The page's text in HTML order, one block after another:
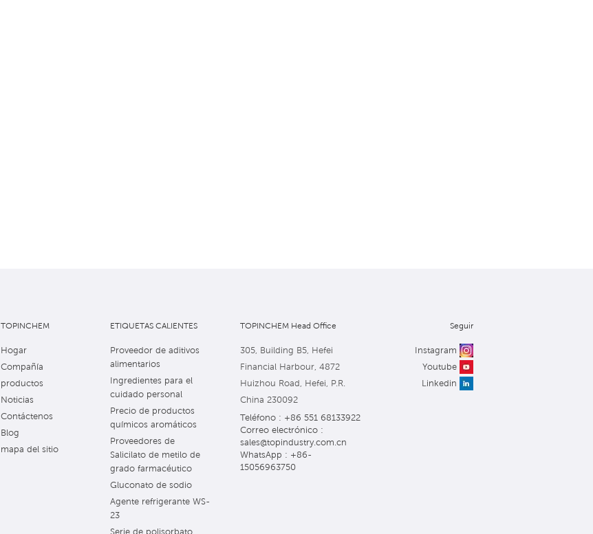
TOPINCHEM
Hogar
Compañía
productos
Noticias
Contáctenos
Blog
mapa del sitio
ETIQUETAS CALIENTES
Proveedor de aditivos
alimentarios
Ingredientes para el
cuidado personal
Precio de productos
químicos aromáticos
Proveedores de
Salicilato de metilo de
grado farmacéutico
Gluconato de sodio
Agente refrigerante WS-
23
Serie de polisorbato
TOPINCHEM Head Office
305, Building B5, Hefei
Financial Harbour, 4872
Huizhou Road, Hefei, P.R.
China 230092
Teléfono : +86 551 68133922
Correo electrónico :
sales@topindustry.com.cn
WhatsApp : +86-
15056963750
Seguir
Instagram
Youtube
Linkedin